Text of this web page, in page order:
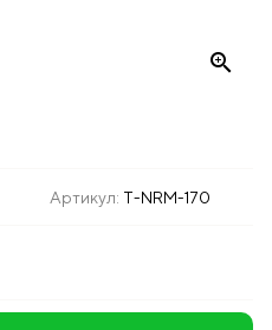
zoom_in
Артикул: T-NRM-170